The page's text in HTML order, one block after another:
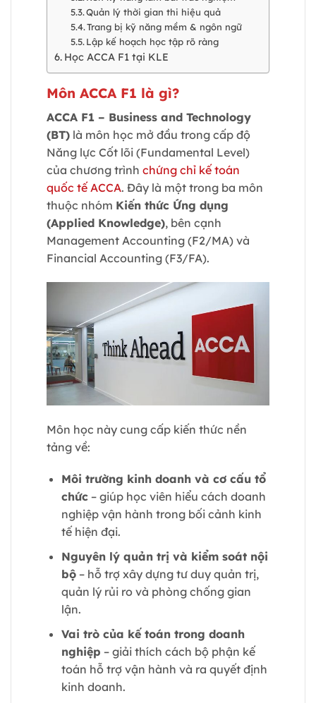
Quản lý thời gian thi hiệu quả
Trang bị kỹ năng mềm & ngôn ngữ
Lập kế hoạch học tập rõ ràng
Học ACCA F1 tại KLE
Môn ACCA F1 là gì?
ACCA F1 – Business and Technology
(BT) là môn học mở đầu trong cấp độ
Năng lực Cốt lõi (Fundamental Level)
của chương trình chứng chỉ kế toán
quốc tế ACCA. Đây là một trong ba môn
thuộc nhóm Kiến thức Ứng dụng
(Applied Knowledge), bên cạnh
Management Accounting (F2/MA) và
Financial Accounting (F3/FA).
Môn học này cung cấp kiến thức nền
tảng về:
Môi trường kinh doanh và cơ cấu tổ
chức– giúp học viên hiểu cách doanh
nghiệp vận hành trong bối cảnh kinh
tế hiện đại.
Nguyên lý quản trị và kiểm soát nội
bộ– hỗ trợ xây dựng tư duy quản trị,
quản lý rủi ro và phòng chống gian
lận.
Vai trò của kế toán trong doanh
nghiệp – giải thích cách bộ phận kế
toán hỗ trợ vận hành và ra quyết định
kinh doanh.